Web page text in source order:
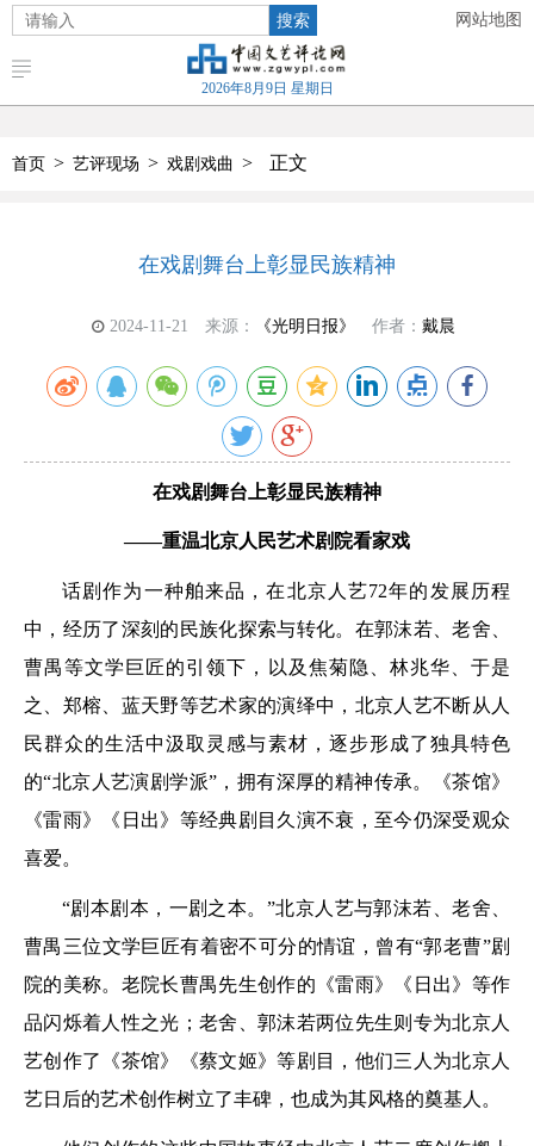
搜索 网站地图
2026年8月9日 星期日
首页 > 艺评现场 > 戏剧戏曲 > 正文
在戏剧舞台上彰显民族精神
2024-11-21 来源： 《光明日报》 作者： 戴晨
在戏剧舞台上彰显民族精神
——重温北京人民艺术剧院看家戏
话剧作为一种舶来品，在北京人艺72年的发展历程
中，经历了深刻的民族化探索与转化。在郭沫若、老舍、
曹禺等文学巨匠的引领下，以及焦菊隐、林兆华、于是
之、郑榕、蓝天野等艺术家的演绎中，北京人艺不断从人
民群众的生活中汲取灵感与素材，逐步形成了独具特色
的“北京人艺演剧学派”，拥有深厚的精神传承。《茶馆》
《雷雨》《日出》等经典剧目久演不衰，至今仍深受观众
喜爱。
“剧本剧本，一剧之本。”北京人艺与郭沫若、老舍、
曹禺三位文学巨匠有着密不可分的情谊，曾有“郭老曹”剧
院的美称。老院长曹禺先生创作的《雷雨》《日出》等作
品闪烁着人性之光；老舍、郭沫若两位先生则专为北京人
艺创作了《茶馆》《蔡文姬》等剧目，他们三人为北京人
艺日后的艺术创作树立了丰碑，也成为其风格的奠基人。